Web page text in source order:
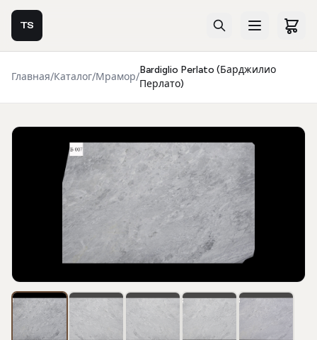
TS
Главная/Каталог/Мрамор/
Bardiglio Perlato (Барджилио
Перлато)
Фотогалерея